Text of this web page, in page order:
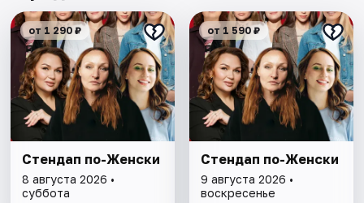
от 1 290 ₽
Стендап по-Женски
8 августа 2026 •
суббота
от 1 590 ₽
Стендап по-Женски
9 августа 2026 •
воскресенье